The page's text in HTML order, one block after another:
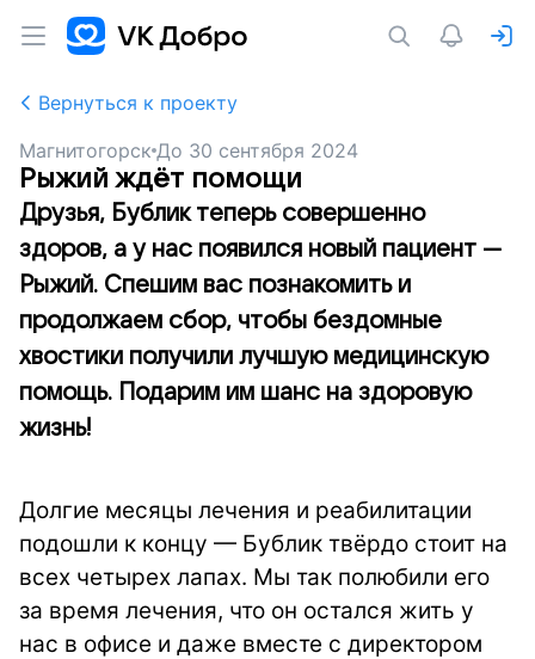
Вернуться к проекту
Магнитогорск До 30 сентября 2024
Рыжий ждёт помощи
Друзья, Бублик теперь совершенно
здоров, а у нас появился новый пациент —
Рыжий. Спешим вас познакомить и
продолжаем сбор, чтобы бездомные
хвостики получили лучшую медицинскую
помощь. Подарим им шанс на здоровую
жизнь!
Долгие месяцы лечения и реабилитации
подошли к концу — Бублик твёрдо стоит на
всех четырех лапах. Мы так полюбили его
за время лечения, что он остался жить у
нас в офисе и даже вместе с директором